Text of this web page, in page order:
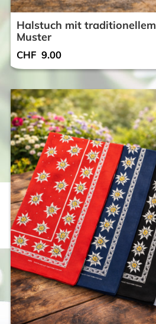
Halstuch mit traditionellem
Muster
CHF 9.00